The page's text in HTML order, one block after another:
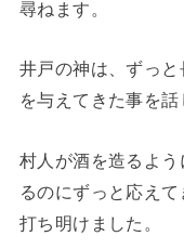
尋ねます。
井戸の神は、ずっ
を与えてきた事を話
村人が酒を造るよ
るのにずっと応えて
打ち明けました。